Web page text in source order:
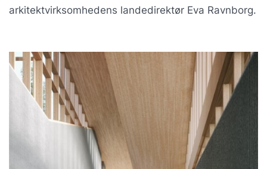
arkitektvirksomhedens landedirektør Eva Ravnborg.